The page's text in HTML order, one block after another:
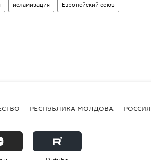
исламизация Европейский союз
РЕСПУБЛИКА МОЛДОВА РОССИЯ